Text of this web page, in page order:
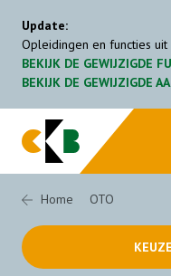
Update:
Opleidingen en functies
BEKIJK DE GEWIJZIGDE
BEKIJK DE GEWIJZIGDE
Home OTO
Gecertificeerde CKB
Regeling
Opleidingstabel
Organisatie